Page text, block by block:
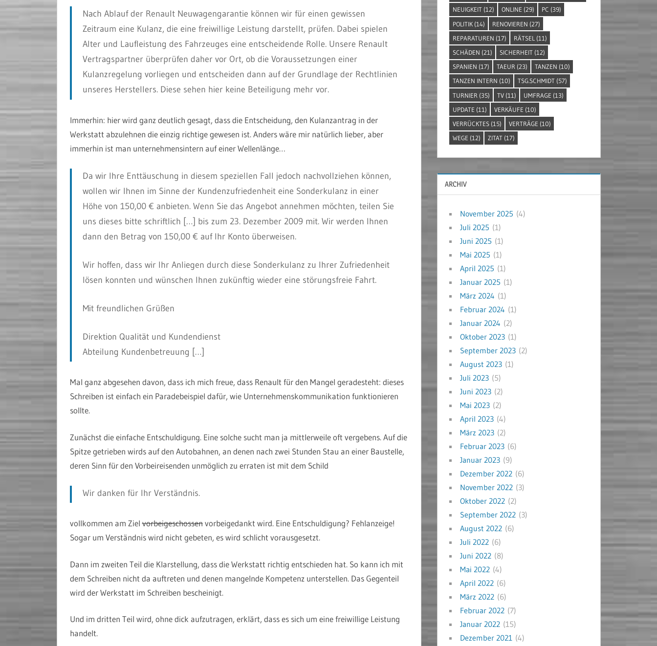
Nach Ablauf der Renault Neuwagengarantie können wir für einen gewissen
Zeitraum eine Kulanz, die eine freiwillige Leistung darstellt, prüfen. Dabei spielen
Alter und Laufleistung des Fahrzeuges eine entscheidende Rolle. Unsere Renault
Vertragspartner überprüfen daher vor Ort, ob die Voraussetzungen einer
Kulanzregelung vorliegen und entscheiden dann auf der Grundlage der Rechtlinien
unseres Herstellers. Diese sehen hier keine Beteiligung mehr vor.
Immerhin: hier wird ganz deutlich gesagt, dass die Entscheidung, den Kulanzantrag in der
Werkstatt abzulehnen die einzig richtige gewesen ist. Anders wäre mir natürlich lieber, aber
immerhin ist man unternehmensintern auf einer Wellenlänge…
Da wir Ihre Enttäuschung in diesem speziellen Fall jedoch nachvollziehen können,
wollen wir Ihnen im Sinne der Kundenzufriedenheit eine Sonderkulanz in einer
Höhe von 150,00 € anbieten. Wenn Sie das Angebot annehmen möchten, teilen Sie
uns dieses bitte schriftlich […] bis zum 23. Dezember 2009 mit. Wir werden Ihnen
dann den Betrag von 150,00 € auf Ihr Konto überweisen.
Wir hoffen, dass wir Ihr Anliegen durch diese Sonderkulanz zu Ihrer Zufriedenheit
lösen konnten und wünschen Ihnen zukünftig wieder eine störungsfreie Fahrt.
Mit freundlichen Grüßen
Direktion Qualität und Kundendienst
Abteilung Kundenbetreuung […]
Mal ganz abgesehen davon, dass ich mich freue, dass Renault für den Mangel geradesteht: dieses
Schreiben ist einfach ein Paradebeispiel dafür, wie Unternehmenskommunikation funktionieren
sollte.
Zunächst die einfache Entschuldigung. Eine solche sucht man ja mittlerweile oft vergebens. Auf die
Spitze getrieben wirds auf den Autobahnen, an denen nach zwei Stunden Stau an einer Baustelle,
deren Sinn für den Vorbeireisenden unmöglich zu erraten ist mit dem Schild
Wir danken für Ihr Verständnis.
vollkommen am Zielvorbeigeschossenvorbeigedankt wird. Eine Entschuldigung? Fehlanzeige!
Sogar um Verständnis wird nicht gebeten, es wird schlicht vorausgesetzt.
Dann im zweiten Teil die Klarstellung, dass die Werkstatt richtig entschieden hat. So kann ich mit
dem Schreiben nicht da auftreten und denen mangelnde Kompetenz unterstellen. Das Gegenteil
wird der Werkstatt im Schreiben bescheinigt.
Und im dritten Teil wird, ohne dick aufzutragen, erklärt, dass es sich um eine freiwillige Leistung
handelt.
NEUIGKEIT(12) ONLINE (29) PC (39)
POLITIK(14) RENOVIEREN (27)
REPARATUREN (17) RÄTSEL (11)
SCHÄDEN (21) SICHERHEIT(12)
SPANIEN (17) TAEUR(23) TANZEN (10)
TANZEN INTERN (10) TSG.SCHMIDT(57)
TURNIER (35) TV(11) UMFRAGE (13)
UPDATE (11) VERKÄUFE (10)
VERRÜCKTES(15) VERTRÄGE (10)
WEGE (12) ZITAT(17)
ARCHIV
November 2025 (4)
Juli 2025 (1)
Juni 2025 (1)
Mai 2025 (1)
April 2025 (1)
Januar 2025 (1)
März 2024 (1)
Februar 2024 (1)
Januar 2024 (2)
Oktober 2023 (1)
September 2023 (2)
August 2023 (1)
Juli 2023 (5)
Juni 2023 (2)
Mai 2023 (2)
April 2023 (4)
März 2023 (2)
Februar 2023 (6)
Januar 2023 (9)
Dezember 2022 (6)
November 2022 (3)
Oktober 2022 (2)
September 2022 (3)
August 2022 (6)
Juli 2022 (6)
Juni 2022 (8)
Mai 2022 (4)
April 2022 (6)
März 2022 (6)
Februar 2022 (7)
Januar 2022 (15)
Dezember 2021 (4)